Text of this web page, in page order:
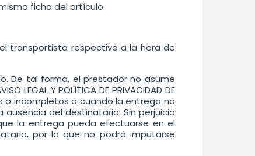
ficha del artículo.
transportista respectivo a la hora de
De tal forma, el prestador no asume
Y POLÍTICA DE PRIVACIDAD DE
o incompletos o cuando la entrega no
del destinatario. Sin perjuicio
la entrega pueda efectuarse en el
por lo que no podrá imputarse